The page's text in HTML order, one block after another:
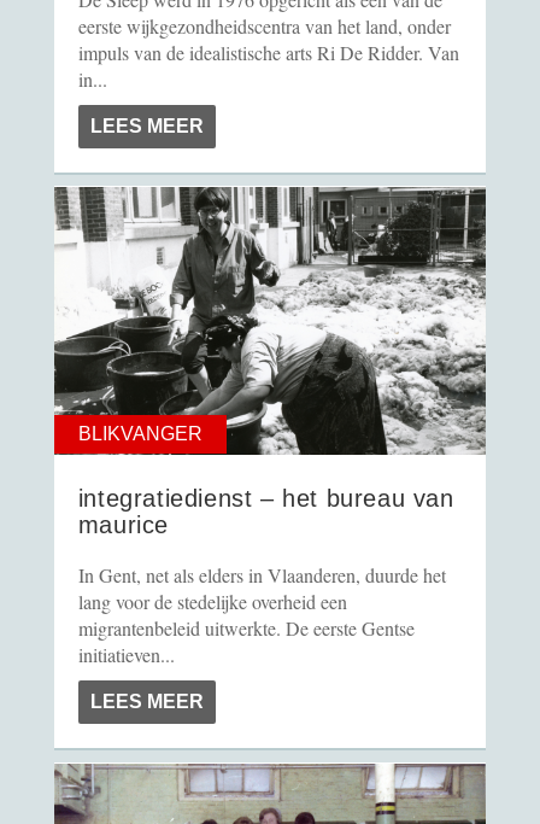
eerste wijkgezondheidscentra van het land, onder
impuls van de idealistische arts Ri De Ridder. Van
in...
LEES MEER
BLIKVANGER
integratiedienst – het bureau van
maurice
In Gent, net als elders in Vlaanderen, duurde het
lang voor de stedelijke overheid een
migrantenbeleid uitwerkte. De eerste Gentse
initiatieven...
LEES MEER